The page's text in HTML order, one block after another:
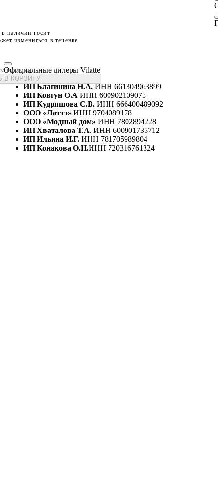
наличии носит
измениться в течение
размеры
В КОРЗИНУ
Официальные дилеры Vilatte
ИП Благинина Н.А.ИНН 661304963899
ИП Ковгун О.А ИНН 600902109073
ИП Кудряшова С.В. ИНН 666400489092
ООО «Латтэ» ИНН 9704089178
ООО «Модный дом» ИНН 7802894228
ИП Хваталова Т.А. ИНН 600901735712
ИП Ильина И.Г. ИНН 781705989804
ИП Конакова О.Н.ИНН 720316761324